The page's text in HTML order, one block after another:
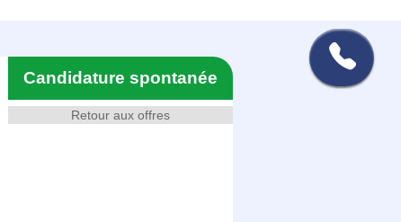
Retour aux offres
Candidature spontanée